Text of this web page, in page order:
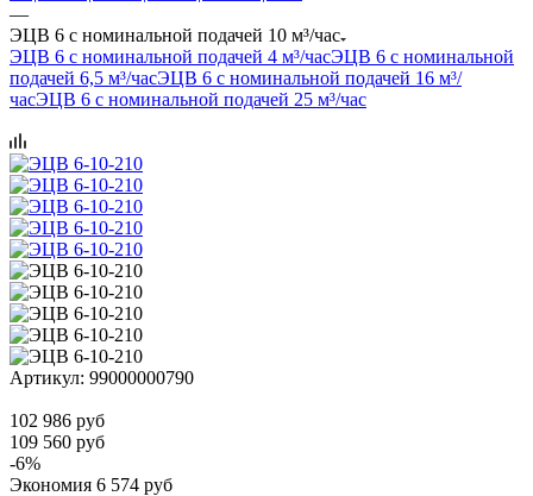
—
ЭЦВ 6 с номинальной подачей 10 м³/час
ЭЦВ 6 с номинальной подачей 4 м³/часЭЦВ 6 с номинальной
подачей 6,5 м³/часЭЦВ 6 с номинальной подачей 16 м³/
часЭЦВ 6 с номинальной подачей 25 м³/час
Артикул: 99000000790
102 986 руб
109 560 руб
-6%
Экономия 6 574 руб